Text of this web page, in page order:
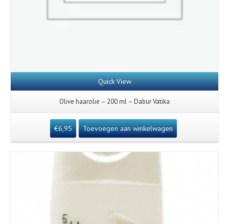
Quick View
Olive haarolie – 200 ml – Dabur Vatika
€6,95 Toevoegen aan winkelwagen